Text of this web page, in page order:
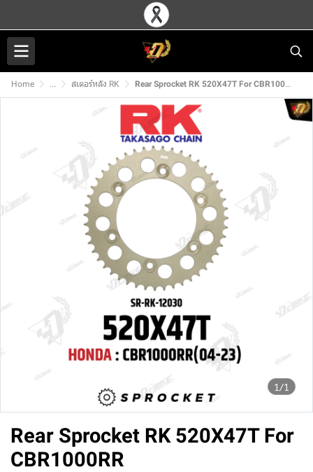
Home ... สเตอร์หลัง RK Rear Sprocket RK 520X47T For CBR1000RR
1/1
Rear Sprocket RK 520X47T For
CBR1000RR